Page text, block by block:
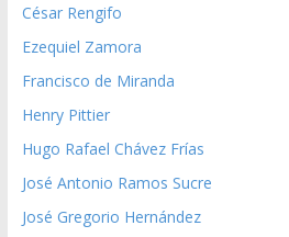
César Rengifo
Ezequiel Zamora
Francisco de Miranda
Henry Pittier
Hugo Rafael Chávez Frías
José Antonio Ramos Sucre
José Gregorio Hernández